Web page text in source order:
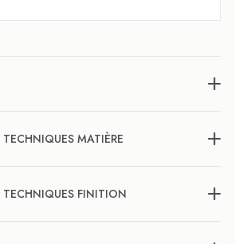
MATIÈRE
TECHNIQUES FINITION